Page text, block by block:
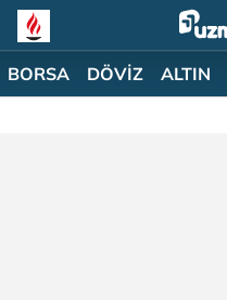
BORSA DÖVİZ ALTIN